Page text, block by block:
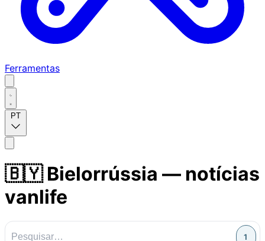
Ferramentas
PT
🇧🇾 Bielorrússia — notícias
vanlife
1